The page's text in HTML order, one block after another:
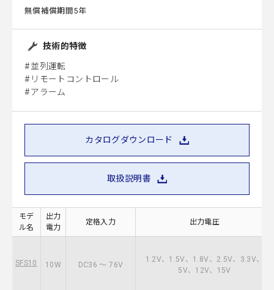
無償補償期間5年
技術的特徴
並列運転
リモートコントロール
アラーム
カタログダウンロード
取扱説明書
モデ
ル名
出力
電力
定格入力 出力電圧
SFS10 10W DC36 ～ 76V
1.2V、1.5V、1.8V、2.5V、3.3V、
5V、12V、15V